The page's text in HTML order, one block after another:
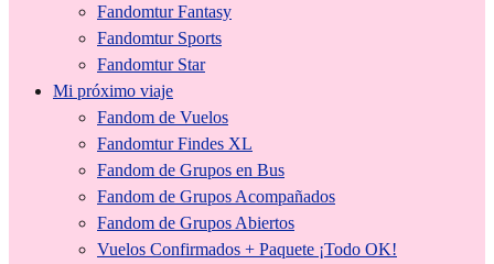
Fandomtur Fantasy
Fandomtur Sports
Fandomtur Star
Mi próximo viaje
Fandom de Vuelos
Fandomtur Findes XL
Fandom de Grupos en Bus
Fandom de Grupos Acompañados
Fandom de Grupos Abiertos
Vuelos Confirmados + Paquete ¡Todo OK!